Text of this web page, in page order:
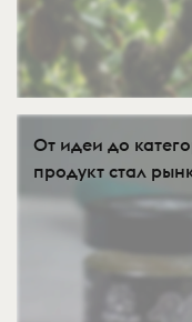
От идеи до
продукт стал